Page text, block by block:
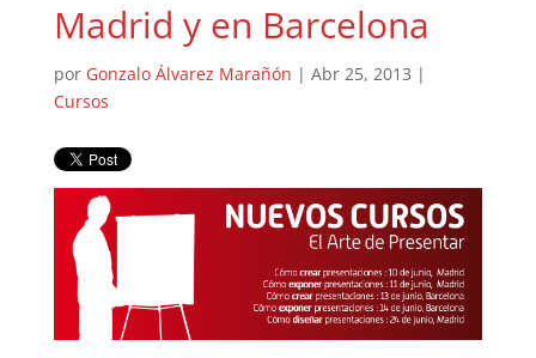
Madrid y en Barcelona
por Gonzalo Álvarez Marañón | Abr 25, 2013 |
Cursos